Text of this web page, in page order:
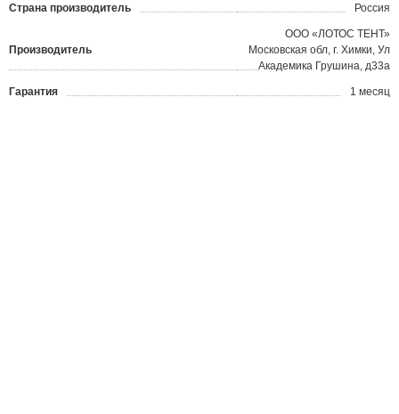
Страна производитель Россия
Производитель
ООО «ЛОТОС ТЕНТ»
Московская обл, г. Химки, Ул
Академика Грушина, д33а
Гарантия 1 месяц